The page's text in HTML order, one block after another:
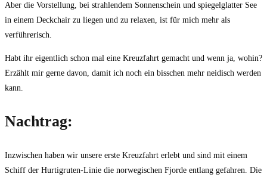
Aber die Vorstellung, bei strahlendem Sonnenschein und spiegelglatter See
in einem Deckchair zu liegen und zu relaxen, ist für mich mehr als
verführerisch.
Habt ihr eigentlich schon mal eine Kreuzfahrt gemacht und wenn ja, wohin?
Erzählt mir gerne davon, damit ich noch ein bisschen mehr neidisch werden
kann.
Nachtrag:
Inzwischen haben wir unsere erste Kreuzfahrt erlebt und sind mit einem
Schiff der Hurtigruten-Linie die norwegischen Fjorde entlang gefahren. Die